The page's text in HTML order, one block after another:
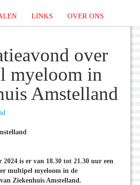
LINKS OVER ONS
over
myeloom in
Amstelland
2024 is er van 18.30 tot 21.30 uur een
multipel myeloom in de
Ziekenhuis Amstelland.